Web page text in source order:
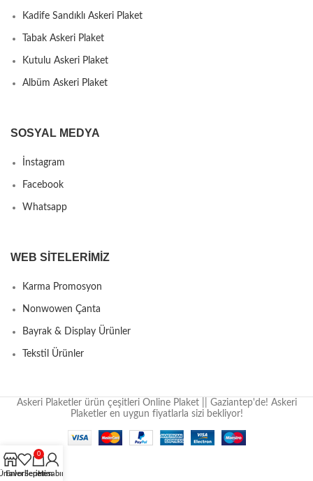
Kadife Sandıklı Askeri Plaket
Tabak Askeri Plaket
Kutulu Askeri Plaket
Albüm Askeri Plaket
SOSYAL MEDYA
İnstagram
Facebook
Whatsapp
WEB SITELERIMIZ
Karma Promosyon
Nonwowen Çanta
Bayrak & Display Ürünler
Tekstil Ürünler
Askeri Plaketler ürün çeşitleri Online Plaket || Gaziantep'de! Askeri
Plaketler en uygun fiyatlarla sizi bekliyor!
Favorilerim
0
Sepetim
Hesabım